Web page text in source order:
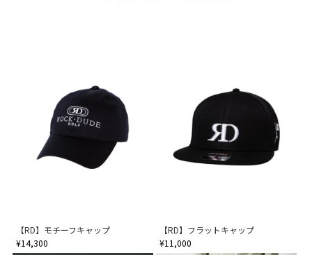
【RD】モチーフキャップ
¥14,300
【RD】フラットキャップ
¥11,000